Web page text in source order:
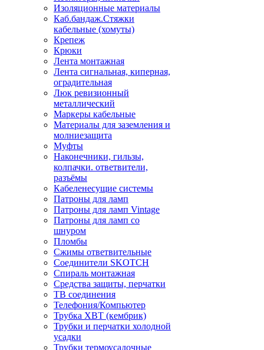
Изоляционные материалы
Каб.бандаж.Стяжки
кабельные (хомуты)
Крепеж
Крюки
Лента монтажная
Лента сигнальная, киперная,
оградительная
Люк ревизионный
металлический
Маркеры кабельные
Материалы для заземления и
молниезащита
Муфты
Наконечники, гильзы,
колпачки. ответвители,
разъёмы
Кабеленесущие системы
Патроны для ламп
Патроны для ламп Vintage
Патроны для ламп со
шнуром
Пломбы
Сжимы ответвительные
Соединители SKOTCH
Спираль монтажная
Средства защиты, перчатки
ТВ соединения
Телефония/Компьютер
Трубка ХВТ (кембрик)
Трубки и перчатки холодной
усадки
Трубки термоусадочные